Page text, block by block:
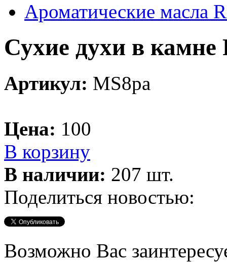
Ароматические масла
Сухие духи в
Артикул: MS8pa
Цена: 100
В корзину
В наличии: 207 шт.
Поделиться новостью:
Возможно Вас